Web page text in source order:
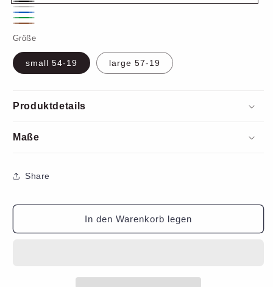
Schwarz
Silber
Blau
Grün
Größe
small 54-19 large 57-19
Produktdetails
Maße
Share
In den Warenkorb legen